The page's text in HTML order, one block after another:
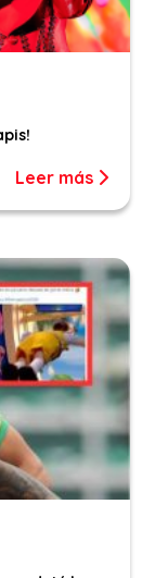
Leer más